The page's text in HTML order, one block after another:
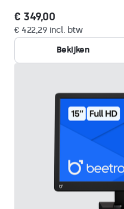
€ 349,00
€ 422,29 incl. btw
Bekijken